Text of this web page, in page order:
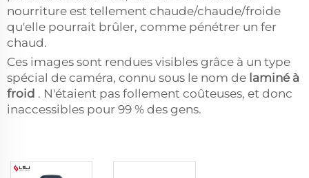
nourriture est tellement chaude/chaude/froide
qu'elle pourrait brûler, comme pénétrer un fer
chaud.
Ces images sont rendues visibles grâce à un type
spécial de caméra, connu sous le nom de laminé à
froid . N'étaient pas follement coûteuses, et donc
inaccessibles pour 99 % des gens.